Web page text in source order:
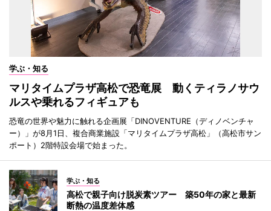
学ぶ・知る
マリタイムプラザ高松で恐竜展 動くティラノサウ
ルスや乗れるフィギュアも
恐竜の世界や魅力に触れる企画展「DINOVENTURE（ディノベンチャ
ー）」が8月1日、複合商業施設「マリタイムプラザ高松」（高松市サン
ポート）2階特設会場で始まった。
学ぶ・知る
高松で親子向け脱炭素ツアー 築50年の家と最新
断熱の温度差体感